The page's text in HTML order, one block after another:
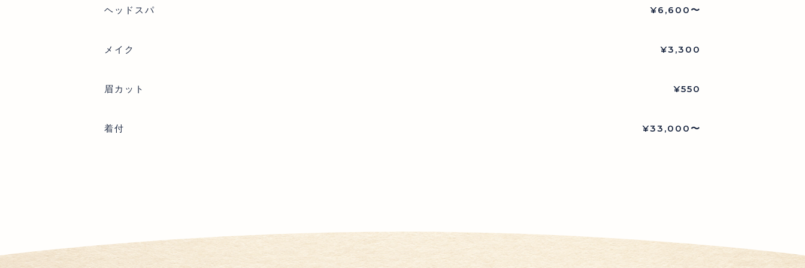
ヘッドスパ ¥6,600〜
メイク ¥3,300
眉カット ¥550
着付 ¥33,000〜